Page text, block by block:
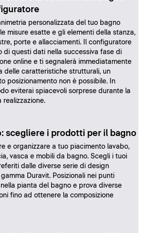
personalizzata del tuo bagno
misure esatte e gli elementi della stanza,
porte e allacciamenti. Il configuratore
di questi dati nella successiva fase di
online e ti segnalerà immediatamente
delle caratteristiche strutturali, un
posizionamento non è possibile. In
eviterai spiacevoli sorprese durante la
realizzazione.
scegliere i prodotti per il bagno
e organizzare a tuo piacimento lavabo,
vasca e mobili da bagno. Scegli i tuoi
dalle diverse serie di design
Duravit. Posizionali nei punti
pianta del bagno e prova diverse
fino ad ottenere la composizione